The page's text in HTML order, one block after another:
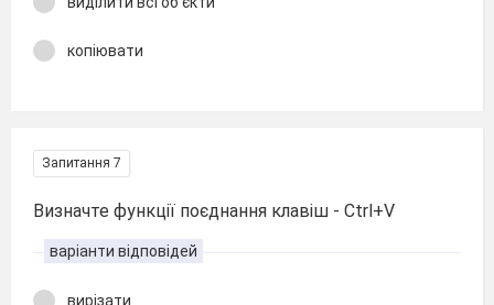
копіювати
Запитання 7
Визначте функції поєднання клавіш - Ctrl+V
варіанти відповідей
вирізати